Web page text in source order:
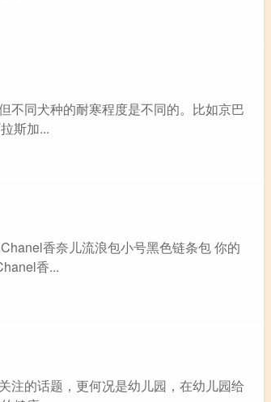
不同犬种的耐寒程度是不同的。比如京巴
斯加...
香奈儿流浪包小号黑色链条包 你的
香...
注的话题，更何况是幼儿园，在幼儿园给